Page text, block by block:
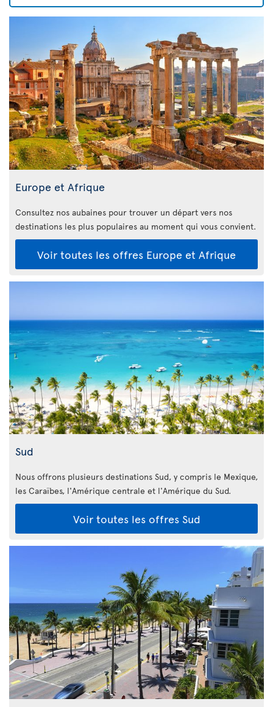
Europe et Afrique
Consultez nos aubaines pour trouver un départ vers nos
destinations les plus populaires au moment qui vous convient.
Voir toutes les offres Europe et Afrique
Sud
Nous offrons plusieurs destinations Sud, y compris le Mexique,
les Caraïbes, l'Amérique centrale et l'Amérique du Sud.
Voir toutes les offres Sud